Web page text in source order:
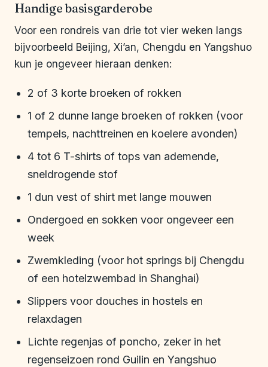
Handige basisgarderobe
Voor een rondreis van drie tot vier weken langs
bijvoorbeeld Beijing, Xi’an, Chengdu en Yangshuo
kun je ongeveer hieraan denken:
2 of 3 korte broeken of rokken
1 of 2 dunne lange broeken of rokken (voor
tempels, nachttreinen en koelere avonden)
4 tot 6 T-shirts of tops van ademende,
sneldrogende stof
1 dun vest of shirt met lange mouwen
Ondergoed en sokken voor ongeveer een
week
Zwemkleding (voor hot springs bij Chengdu
of een hotelzwembad in Shanghai)
Slippers voor douches in hostels en
relaxdagen
Lichte regenjas of poncho, zeker in het
regenseizoen rond Guilin en Yangshuo